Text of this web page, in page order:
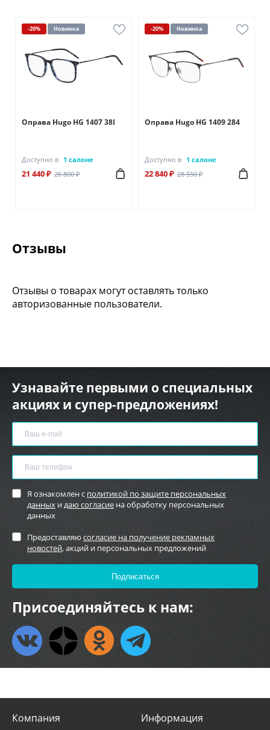
-20% Новинка
Оправа Hugo HG 1407 38I
Доступно в 1 салоне
21 440 ₽ 26 800 ₽
-20% Новинка
Оправа Hugo HG 1409 284
Доступно в 1 салоне
22 840 ₽ 28 550 ₽
Отзывы
Отзывы о товарах могут оставлять только
авторизованные пользователи.
Узнавайте первыми о специальных
акциях и супер-предложениях!
Я ознакомлен с политикой по защите персональных
данных и даю согласие на обработку персональных
данных
Предоставляю согласие на получение рекламных
новостей, акций и персональных предложений
Присоединяйтесь к нам:
Компания Информация